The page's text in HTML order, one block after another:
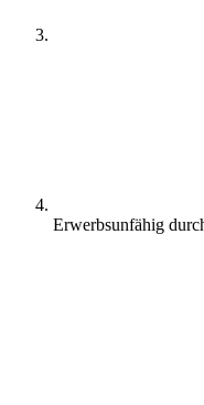
Erwerbsunfähig